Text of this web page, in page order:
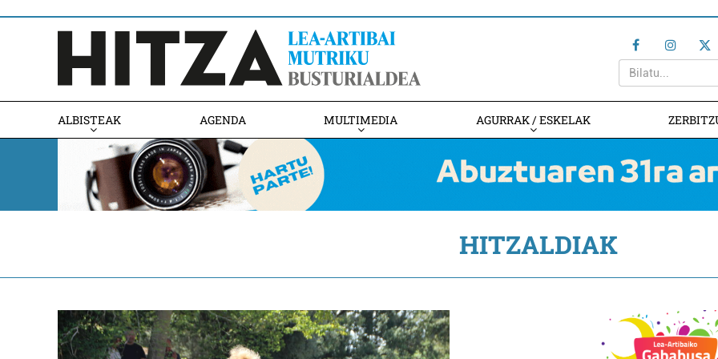
ALBISTEAK AGENDA MULTIMEDIA AGURRAK / ESKELAK
HITZALDIAK